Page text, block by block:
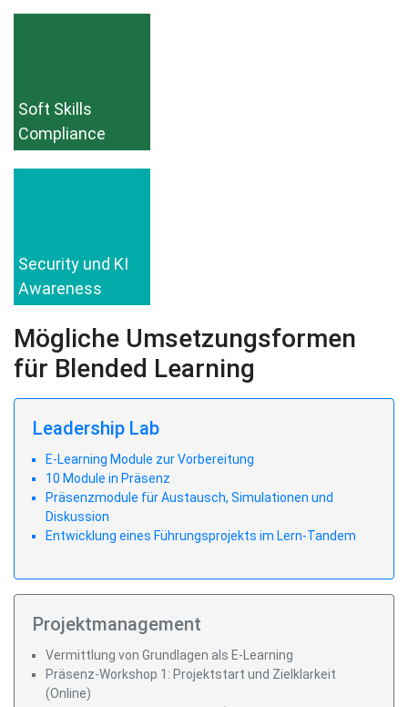
Soft Skills
Compliance
Security und KI
Awareness
Mögliche Umsetzungsformen
für Blended Learning
Leadership Lab
E-Learning Module zur Vorbereitung
10 Module in Präsenz
Präsenzmodule für Austausch, Simulationen und
Diskussion
Entwicklung eines Führungsprojekts im Lern-Tandem
Projektmanagement
Vermittlung von Grundlagen als E-Learning
Präsenz-Workshop 1: Projektstart und Zielklarkeit
(Online)